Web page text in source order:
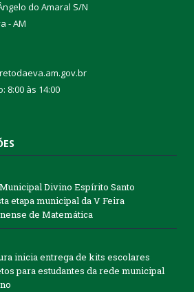
do Amaral S/N
- AM
8:00 às 14:00
Divino Espírito Santo
etapa municipal da V Feira
de Matemática
inicia entrega de kits escolares
para estudantes da rede municipal